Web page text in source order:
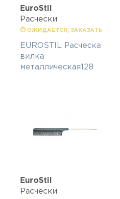
EuroStil
Расчески
⏱ ОЖИДАЕТСЯ, ЗАКАЗАТЬ
EUROSTIL Расческа
вилка
металлическая128
EuroStil
Расчески